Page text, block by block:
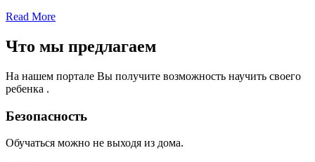
Read More
Что мы предлагаем
На нашем портале Вы получите возможность научить своего
ребенка .
Безопасность
Обучаться можно не выходя из дома.